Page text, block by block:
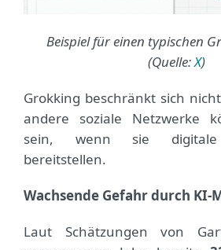
Beispiel für einen typischen
(Quelle:X)
Grokking beschränkt sich
andere soziale Netzwerke
sein, wenn sie digitale
bereitstellen.
Wachsende Gefahr durch KI-
Laut Schätzungen von